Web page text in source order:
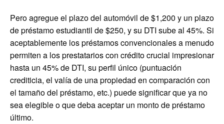
Pero agregue el plazo del automóvil de $1,200 y un plazo
de préstamo estudiantil de $250, y su DTI sube al 45%. Si
aceptablemente los préstamos convencionales a menudo
permiten a los prestatarios con crédito crucial impresionar
hasta un 45% de DTI, su perfil único (puntuación
crediticia, el valía de una propiedad en comparación con
el tamaño del préstamo, etc.) puede significar que ya no
sea elegible o que deba aceptar un monto de préstamo
último.